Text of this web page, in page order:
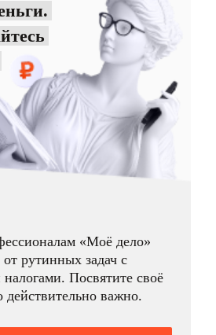
«Моё дело»
от рутинных задач с
налогами. Посвятите своё
действительно важно.